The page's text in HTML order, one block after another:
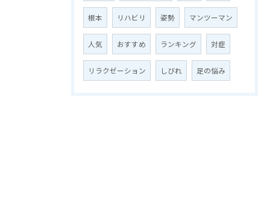
根本 リハビリ 姿勢 マンツーマン
人気 おすすめ ランキング 対症
リラクゼーション しびれ 足の悩み